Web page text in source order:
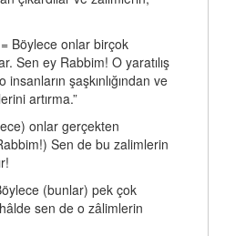
= Böylece onlar birçok
Sen ey Rabbim! O yaratılış
şaşkınlığından ve
artırma.”
onlar gerçekten
Sen de bu zalimlerin
(bunlar) pek çok
sen de o zâlimlerin